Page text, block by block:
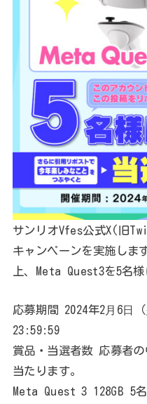
サンリオVfes公式X(旧
キャンペーンを実施しま
上、Meta Quest3を5名様
応募期間 2024年2⽉6⽇
23:59:59
賞品・当選者数 応募者
当たります。
Meta Quest 3 128GB 5